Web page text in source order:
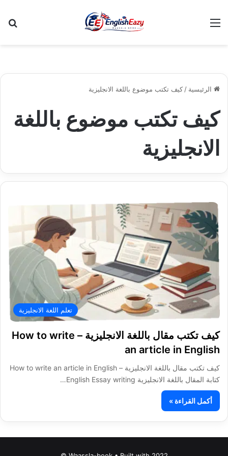
القائمة
الرئيسية / كيف تكتب موضوع باللغة الانجليزية
كيف تكتب موضوع باللغة
الانجليزية
تعلم اللغة الانجليزية
كيف تكتب مقال باللغة الانجليزية – How to write
an article in English
كيف تكتب مقال باللغة الانجليزية – How to write an article in English
كتابة المقال باللغة الانجليزية English Essay writing…
أكمل القراءة »